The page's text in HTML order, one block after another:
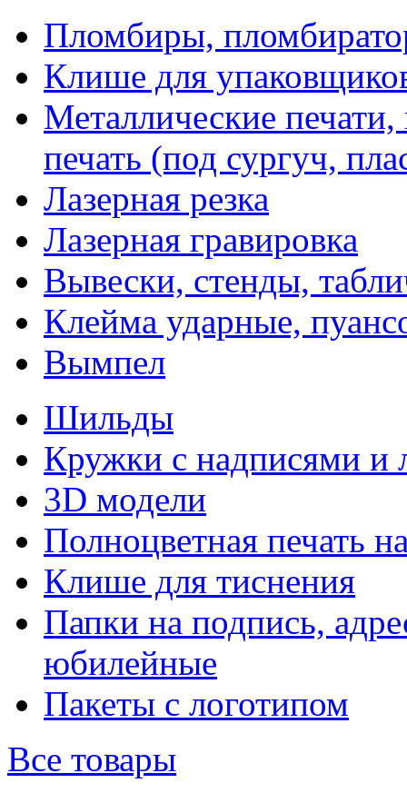
Пломбиры,
Клише для
Металлические
печать (под сургуч,
Лазерная резка
Лазерная гравировка
Вывески, стенды,
Клейма ударные,
Вымпел
Шильды
Кружки с надписями и
3D модели
Полноцветная печать
Клише для тиснения
Папки на подпись,
юбилейные
Пакеты с логотипом
Все товары